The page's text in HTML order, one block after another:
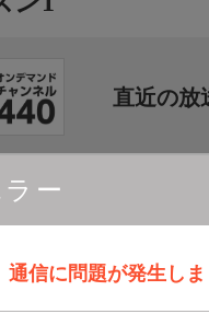
ラー
通信に問題が発生し
直近の放